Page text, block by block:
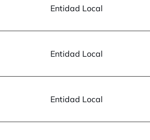
Entidad Local
Entidad Local
Entidad Local